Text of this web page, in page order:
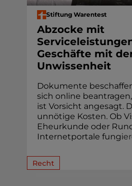
Stiftung Warentest
Abzocke mit
Geschäfte mit
Unwissenheit
Dokumente
sich online
ist Vorsicht angesagt.
unnötige Kosten. Ob
Eheur­kunde oder
Internetportale fungier
Recht